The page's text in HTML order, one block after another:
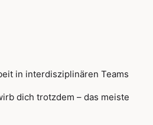
in interdisziplinären Teams
dich trotzdem – das meiste